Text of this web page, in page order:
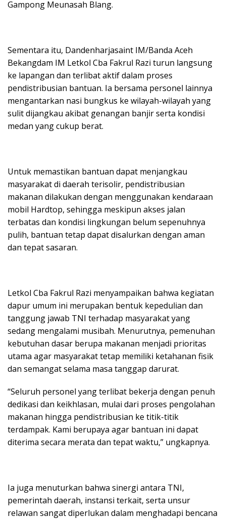
Gampong Meunasah Blang.
Sementara itu, Dandenharjasaint IM/Banda Aceh
Bekangdam IM Letkol Cba Fakrul Razi turun langsung
ke lapangan dan terlibat aktif dalam proses
pendistribusian bantuan. Ia bersama personel lainnya
mengantarkan nasi bungkus ke wilayah-wilayah yang
sulit dijangkau akibat genangan banjir serta kondisi
medan yang cukup berat.
Untuk memastikan bantuan dapat menjangkau
masyarakat di daerah terisolir, pendistribusian
makanan dilakukan dengan menggunakan kendaraan
mobil Hardtop, sehingga meskipun akses jalan
terbatas dan kondisi lingkungan belum sepenuhnya
pulih, bantuan tetap dapat disalurkan dengan aman
dan tepat sasaran.
Letkol Cba Fakrul Razi menyampaikan bahwa kegiatan
dapur umum ini merupakan bentuk kepedulian dan
tanggung jawab TNI terhadap masyarakat yang
sedang mengalami musibah. Menurutnya, pemenuhan
kebutuhan dasar berupa makanan menjadi prioritas
utama agar masyarakat tetap memiliki ketahanan fisik
dan semangat selama masa tanggap darurat.
“Seluruh personel yang terlibat bekerja dengan penuh
dedikasi dan keikhlasan, mulai dari proses pengolahan
makanan hingga pendistribusian ke titik-titik
terdampak. Kami berupaya agar bantuan ini dapat
diterima secara merata dan tepat waktu,” ungkapnya.
Ia juga menuturkan bahwa sinergi antara TNI,
pemerintah daerah, instansi terkait, serta unsur
relawan sangat diperlukan dalam menghadapi bencana